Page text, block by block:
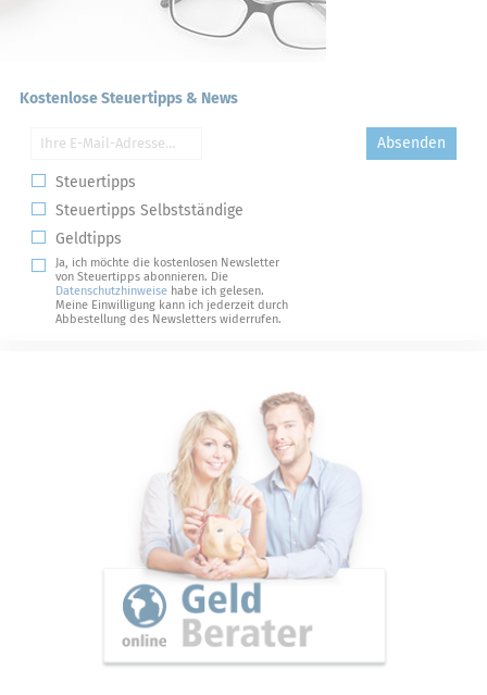
Kostenlose Steuertipps & News
Absenden
Steuertipps
Steuertipps Selbstständige
Geldtipps
Ja, ich möchte die kostenlosen Newsletter
von Steuertipps abonnieren. Die
Datenschutzhinweise habe ich gelesen.
Meine Einwilligung kann ich jederzeit durch
Abbestellung des Newsletters widerrufen.